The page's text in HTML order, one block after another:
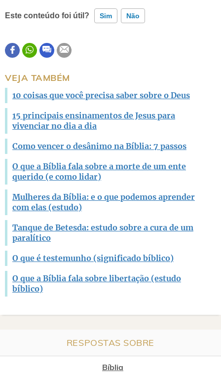
Este conteúdo foi útil? Sim Não
Este conteúdo contém informação incorreta
VEJA TAMBÉM
10 coisas que você precisa saber sobre o Deus
15 principais ensinamentos de Jesus para
vivenciar no dia a dia
Como vencer o desânimo na Bíblia: 7 passos
O que a Bíblia fala sobre a morte de um ente
querido (e como lidar)
Mulheres da Bíblia: e o que podemos aprender
com elas (estudo)
Tanque de Betesda: estudo sobre a cura de um
paralítico
O que é testemunho (significado bíblico)
O que a Bíblia fala sobre libertação (estudo
bíblico)
RESPOSTAS SOBRE
Bíblia